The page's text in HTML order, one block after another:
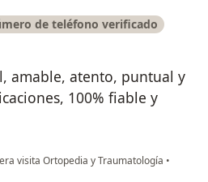
de teléfono verificado
amable, atento, puntual y
100% fiable y
visita Ortopedia y Traumatología •